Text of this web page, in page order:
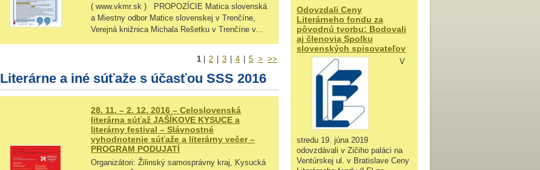
( www.vkmr.sk ) PROPOZÍCIE Matica slovenská
a Miestny odbor Matice slovenskej v Trenčíne,
Verejná knižnica Michala Rešetku v Trenčíne v...
1 2 3 4 5 > >>
Literárne a iné súťaže s účasťou SSS 2016
28. 11. – 2. 12. 2016 – Celoslovenská
literárna súťaž JAŠÍKOVE KYSUCE a
literárny festival – Slávnostné
vyhodnotenie súťaže a literárny večer –
PROGRAM PODUJATÍ
Organizátori: Žilinský samosprávny kraj, Kysucká
Odovzdali Ceny
Literárneho fondu za
pôvodnú tvorbu: Bodovali
aj členovia Spolku
slovenských spisovateľov
V
stredu 19. júna 2019
odovzdávali v Zičiho paláci na
Ventúrskej ul. v Bratislave Ceny